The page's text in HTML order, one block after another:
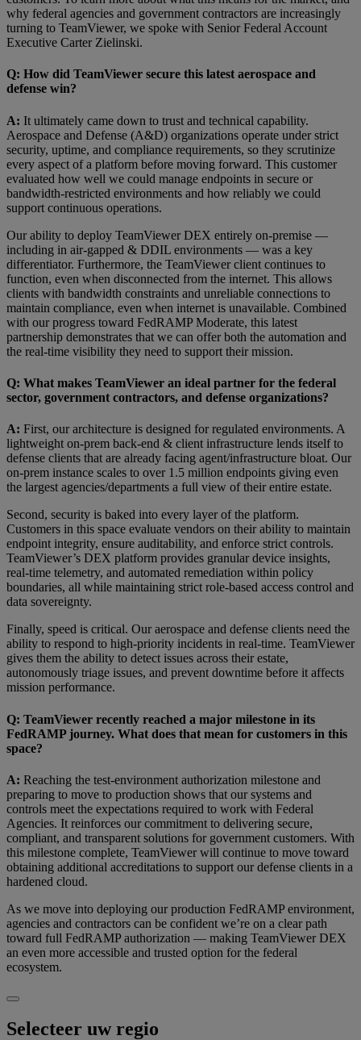
why federal agencies and government contractors are increasingly
turning to TeamViewer, we spoke with Senior Federal Account
Executive Carter Zielinski.
Q: How did TeamViewer secure this latest aerospace and
defense win?
A: It ultimately came down to trust and technical capability.
Aerospace and Defense (A&D) organizations operate under strict
security, uptime, and compliance requirements, so they scrutinize
every aspect of a platform before moving forward. This customer
evaluated how well we could manage endpoints in secure or
bandwidth-restricted environments and how reliably we could
support continuous operations.
Our ability to deploy TeamViewer DEX entirely on-premise —
including in air-gapped & DDIL environments — was a key
differentiator. Furthermore, the TeamViewer client continues to
function, even when disconnected from the internet. This allows
clients with bandwidth constraints and unreliable connections to
maintain compliance, even when internet is unavailable. Combined
with our progress toward FedRAMP Moderate, this latest
partnership demonstrates that we can offer both the automation and
the real-time visibility they need to support their mission.
Q: What makes TeamViewer an ideal partner for the federal
sector, government contractors, and defense organizations?
A: First, our architecture is designed for regulated environments. A
lightweight on-prem back-end & client infrastructure lends itself to
defense clients that are already facing agent/infrastructure bloat. Our
on-prem instance scales to over 1.5 million endpoints giving even
the largest agencies/departments a full view of their entire estate.
Second, security is baked into every layer of the platform.
Customers in this space evaluate vendors on their ability to maintain
endpoint integrity, ensure auditability, and enforce strict controls.
TeamViewer’s DEX platform provides granular device insights,
real-time telemetry, and automated remediation within policy
boundaries, all while maintaining strict role-based access control and
data sovereignty.
Finally, speed is critical. Our aerospace and defense clients need the
ability to respond to high-priority incidents in real-time. TeamViewer
gives them the ability to detect issues across their estate,
autonomously triage issues, and prevent downtime before it affects
mission performance.
Q: TeamViewer recently reached a major milestone in its
FedRAMP journey. What does that mean for customers in this
space?
A: Reaching the test-environment authorization milestone and
preparing to move to production shows that our systems and
controls meet the expectations required to work with Federal
Agencies. It reinforces our commitment to delivering secure,
compliant, and transparent solutions for government customers. With
this milestone complete, TeamViewer will continue to move toward
obtaining additional accreditations to support our defense clients in a
hardened cloud.
As we move into deploying our production FedRAMP environment,
agencies and contractors can be confident we’re on a clear path
toward full FedRAMP authorization — making TeamViewer DEX
an even more accessible and trusted option for the federal
ecosystem.
Selecteer uw regio